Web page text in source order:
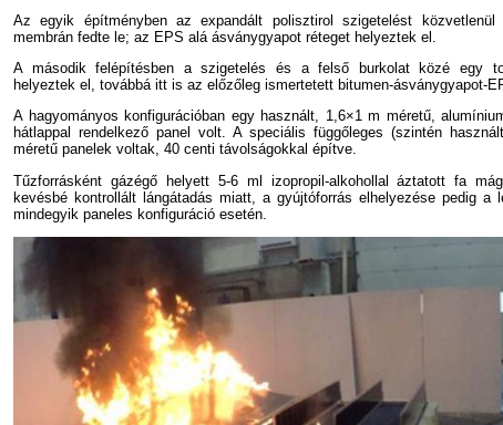
Az egyik építményben az expandált polisztirol szigetelést
membrán fedte le; az EPS alá ásványgyapot réteget helyeztek el.
A második felépítésben a szigetelés és a felső burkolat közé egy
helyeztek el, továbbá itt is az előzőleg ismertetett bitumen-ásványgyapot-
A hagyományos konfigurációban egy használt, 1,6×1 m méretű,
hátlappal rendelkező panel volt. A speciális függőleges (szintén
méretű panelek voltak, 40 centi távolságokkal építve.
Tűzforrásként gázégő helyett 5-6 ml izopropil-alkohollal áztatott fa
kevésbé kontrollált lángátadás miatt, a gyújtóforrás elhelyezése pedig a
mindegyik paneles konfiguráció esetén.